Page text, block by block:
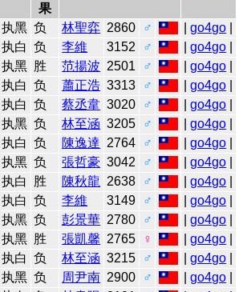
果
执黑 负 林聖弈 2860 ♂ |go4go
执白 负 李維 3152 ♂ |go4go
执黑 胜 范揚波 2501 ♂ |go4go
执白 负 蕭正浩 3313 ♂ |go4go
执白 负 蔡丞韋 3020 ♂ |go4go
执黑 负 林至涵 3205 ♂ |go4go
执白 负 陳逸達 2764 ♂ |go4go
执黑 负 張哲豪 3042 ♂ |go4go
执白 胜 陳秋龍 2638 ♂ |go4go
执白 负 李維 3149 ♂ |go4go
执黑 负 彭景華 2780 ♂ |go4go
执黑 胜 張凱馨 2765 ♀ |go4go
执白 负 林至涵 3215 ♂ |go4go
执黑 负 周尹南 2900 ♂ |go4go